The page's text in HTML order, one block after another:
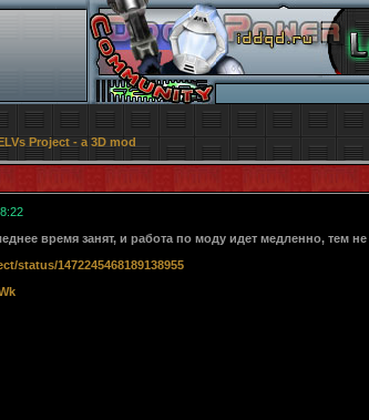
Project - a 3D mod
время занят, и работа по моду идет медленно, тем
status/1472245468189138955